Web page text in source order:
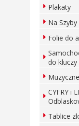
Plakaty
Na
Folie do
do kluczy
Muzyczne
CYFRY i
Tablice